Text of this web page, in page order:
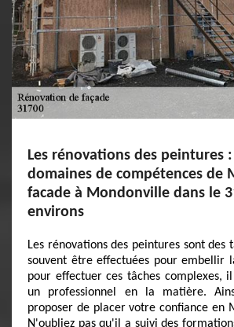
Les rénovations des peintures
domaines de compétences de
facade à Mondonville dans le
environs
Les rénovations des peintures sont des
souvent être effectuées pour embellir
pour effectuer ces tâches complexes,
un professionnel en la matière.
proposer de placer votre confiance en
N'oubliez pas qu'il a suivi des